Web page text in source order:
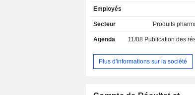
société dispose de huit sites de
situés en Inde, en Turquie, au
diverses thérapies, telles
ecto), les antiprotozoaires, les
les anti-inflammatoires non
Employés
Secteur Produits
Agenda 11/08 Publication des résultats
Plus d'informations sur la société